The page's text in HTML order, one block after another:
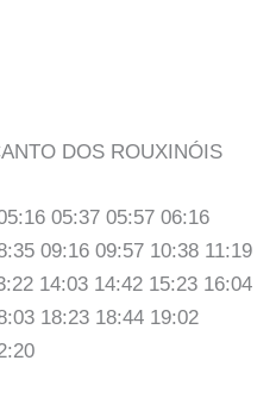
DOS ROUXINÓIS
05:37 05:57 06:16
09:16 09:57 10:38 11:19
14:03 14:42 15:23 16:04
18:23 18:44 19:02